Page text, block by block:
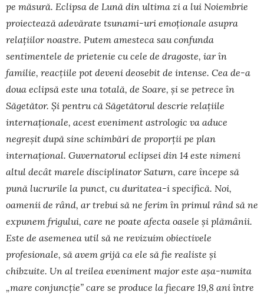
pe măsură. Eclipsa de Lună din ultima zi a lui Noiembrie
proiectează adevărate tsunami-uri emoționale asupra
relațiilor noastre. Putem amesteca sau confunda
sentimentele de prietenie cu cele de dragoste, iar în
familie, reacțiile pot deveni deosebit de intense. Cea de-a
doua eclipsă este una totală, de Soare, și se petrece în
Săgetător. Și pentru că Săgetătorul descrie relațiile
internaționale, acest eveniment astrologic va aduce
negreșit după sine schimbări de proporții pe plan
internațional. Guvernatorul eclipsei din 14 este nimeni
altul decât marele disciplinator Saturn, care începe să
pună lucrurile la punct, cu duritatea-i specifică. Noi,
oamenii de rând, ar trebui să ne ferim în primul rând să ne
expunem frigului, care ne poate afecta oasele și plămânii.
Este de asemenea util să ne revizuim obiectivele
profesionale, să avem grijă ca ele să fie realiste și
chibzuite. Un al treilea eveniment major este așa-numita
„mare conjuncție” care se produce la fiecare 19,8 ani între